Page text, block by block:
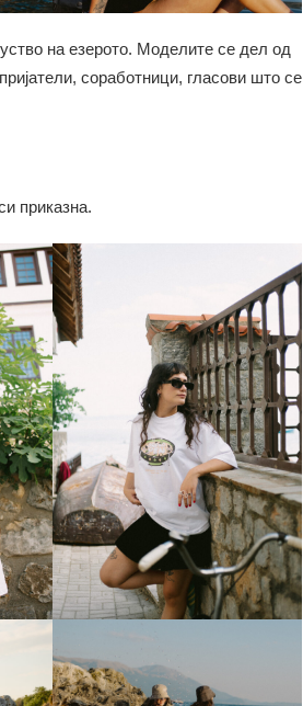
на езерото. Моделите се дел од
соработници, гласови што се
приказна.